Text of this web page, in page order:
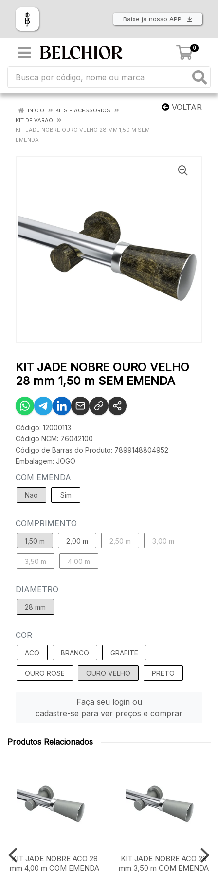
Baixe já nosso APP
0
VOLTAR
INÍCIO
KITS E ACESSORIOS
KIT DE VARAO
KIT JADE NOBRE OURO VELHO 28 MM 1,50 M SEM
EMENDA
KIT JADE NOBRE OURO VELHO
28 mm 1,50 m SEM EMENDA
Código: 12000113
Código NCM: 76042100
Código de Barras do Produto: 7899148804952
Embalagem: JOGO
COM EMENDA
Nao Sim
COMPRIMENTO
1,50 m 2,00 m 2,50 m 3,00 m
3,50 m 4,00 m
DIAMETRO
28 mm
COR
ACO BRANCO GRAFITE
OURO ROSE OURO VELHO PRETO
Faça seu login ou
cadastre-se para ver preços e comprar
Produtos Relacionados
KIT JADE NOBRE ACO 28
mm 4,00 m COM EMENDA
KIT JADE NOBRE ACO 28
mm 3,50 m COM EMENDA